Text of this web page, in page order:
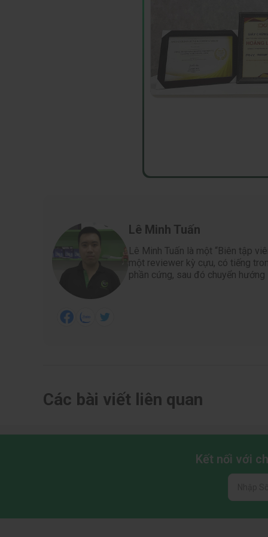
Lê Minh Tuấn
Lê Minh Tuấn là một “Biên tập
một reviewer kỳ cựu, có tiếng
phần cứng, sau đó chuyển
Các bài viết liên quan
Kết nối với